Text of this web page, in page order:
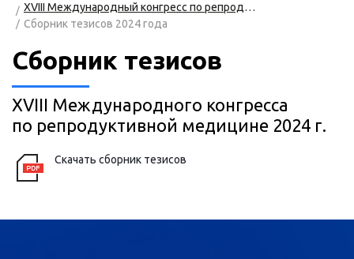
XVIII Международный конгресс по репродуктивной медицине
Сборник тезисов 2024 года
Сборник тезисов
XVIII Международного конгресса
по репродуктивной медицине 2024 г.
Скачать сборник тезисов